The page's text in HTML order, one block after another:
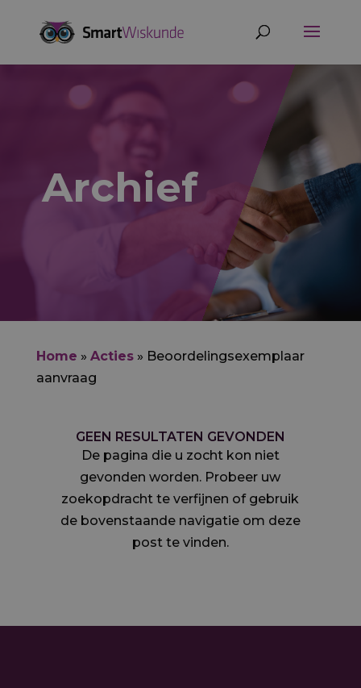
Archief
Home » Acties» Beoordelingsexemplaar
aanvraag
GEEN RESULTATEN GEVONDEN
De pagina die u zocht kon niet
gevonden worden. Probeer uw
zoekopdracht te verfijnen of gebruik
de bovenstaande navigatie om deze
post te vinden.